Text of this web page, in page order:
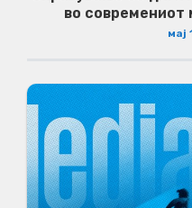
во современиот
мај